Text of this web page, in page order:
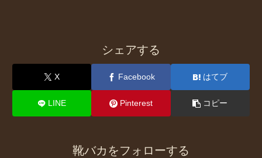
シェアする
X Facebook はてブ
LINE Pinterest コピー
靴バカをフォローする